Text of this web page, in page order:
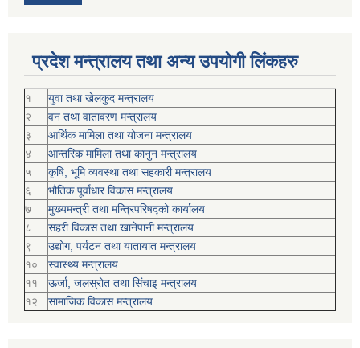
प्रदेश मन्त्रालय तथा अन्य उपयोगी लिंकहरु
१
युवा तथा खेलकुद मन्त्रालय
२
वन तथा वातावरण मन्त्रालय
३
आर्थिक मामिला तथा योजना मन्त्रालय
४
आन्तरिक मामिला तथा कानुन मन्त्रालय
५
कृषि, भूमि व्यवस्था तथा सहकारी मन्त्रालय
६
भौतिक पूर्वाधार विकास मन्त्रालय
७
मुख्यमन्त्री तथा मन्त्रिपरिषद्को कार्यालय
८
सहरी विकास तथा खानेपानी मन्त्रालय
९
उद्योग, पर्यटन तथा यातायात मन्त्रालय
१०
स्वास्थ्य मन्त्रालय
११
ऊर्जा, जलस्रोत तथा सिंचाइ मन्त्रालय
१२
सामाजिक विकास मन्‍‍त्रालय